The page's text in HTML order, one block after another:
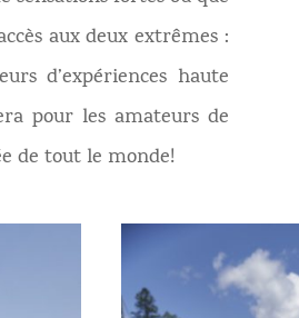
aux deux extrêmes :
d’expériences haute
pour les amateurs de
de tout le monde!